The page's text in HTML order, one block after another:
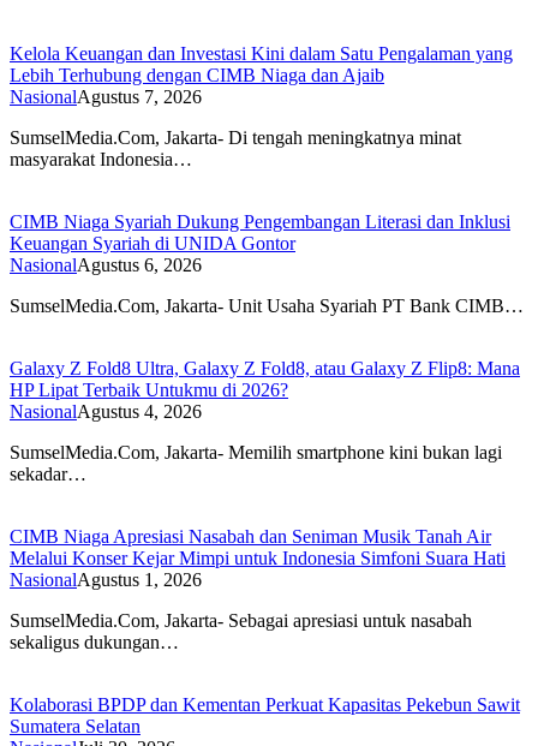
Kelola Keuangan dan Investasi Kini dalam Satu Pengalaman yang
Lebih Terhubung dengan CIMB Niaga dan Ajaib
NasionalAgustus 7, 2026
SumselMedia.Com, Jakarta- Di tengah meningkatnya minat
masyarakat Indonesia…
CIMB Niaga Syariah Dukung Pengembangan Literasi dan Inklusi
Keuangan Syariah di UNIDA Gontor
NasionalAgustus 6, 2026
SumselMedia.Com, Jakarta- Unit Usaha Syariah PT Bank CIMB…
Galaxy Z Fold8 Ultra, Galaxy Z Fold8, atau Galaxy Z Flip8: Mana
HP Lipat Terbaik Untukmu di 2026?
NasionalAgustus 4, 2026
SumselMedia.Com, Jakarta- Memilih smartphone kini bukan lagi
sekadar…
CIMB Niaga Apresiasi Nasabah dan Seniman Musik Tanah Air
Melalui Konser Kejar Mimpi untuk Indonesia Simfoni Suara Hati
NasionalAgustus 1, 2026
SumselMedia.Com, Jakarta- Sebagai apresiasi untuk nasabah
sekaligus dukungan…
Kolaborasi BPDP dan Kementan Perkuat Kapasitas Pekebun Sawit
Sumatera Selatan